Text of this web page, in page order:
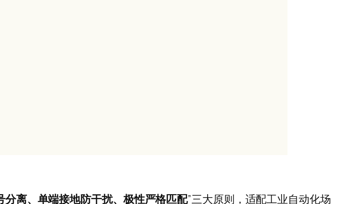
分离、单端接地防干扰、极性严格匹配”三大原则，适配工业自动化场